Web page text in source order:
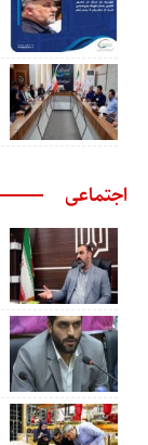
اجتماعی